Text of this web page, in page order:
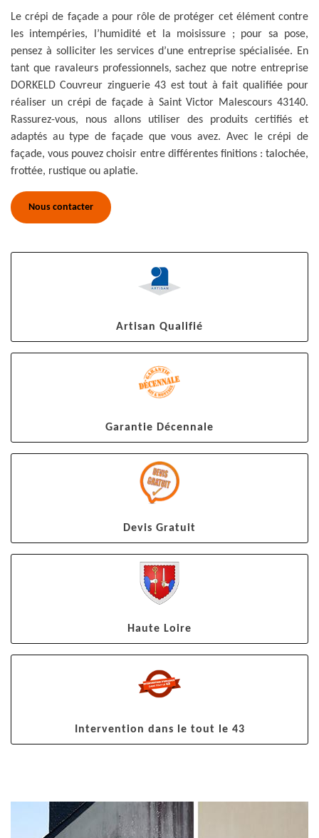
Le crépi de façade a pour rôle de protéger cet élément contre
les intempéries, l’humidité et la moisissure ; pour sa pose,
pensez à solliciter les services d’une entreprise spécialisée. En
tant que ravaleurs professionnels, sachez que notre entreprise
DORKELD Couvreur zinguerie 43 est tout à fait qualifiée pour
réaliser un crépi de façade à Saint Victor Malescours 43140.
Rassurez-vous, nous allons utiliser des produits certifiés et
adaptés au type de façade que vous avez. Avec le crépi de
façade, vous pouvez choisir entre différentes finitions : talochée,
frottée, rustique ou aplatie.
Nous contacter
Artisan Qualifié
Garantie Décennale
Devis Gratuit
Haute Loire
Intervention dans le tout le 43